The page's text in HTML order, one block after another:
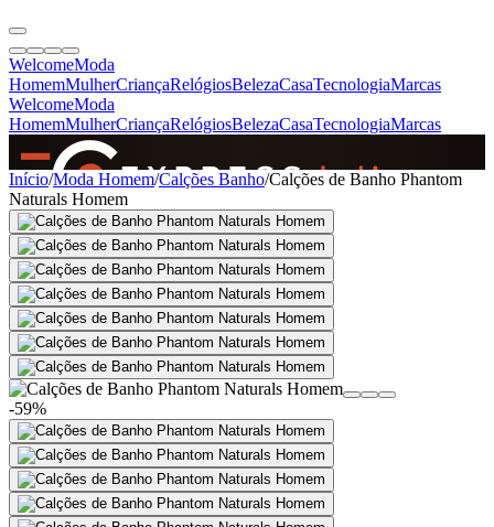
WelcomeModa
HomemMulherCriançaRelógiosBelezaCasaTecnologiaMarcas
WelcomeModa
HomemMulherCriançaRelógiosBelezaCasaTecnologiaMarcas
SINCE 2005
+de 36.000 reviews
Início/Moda Homem/Calções Banho/Calções de Banho Phantom
Naturals Homem
-59%